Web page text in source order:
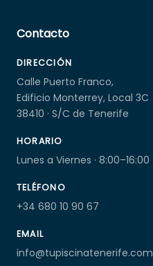
Contacto
DIRECCIÓN
Calle Puerto Franco,
Edificio Monterrey, Local 3C
38410 · S/C de Tenerife
HORARIO
Lunes a Viernes · 8:00–16:00
TELÉFONO
+34 680 10 90 67
EMAIL
info@tupiscinatenerife.com